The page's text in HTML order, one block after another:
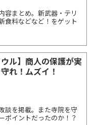
容まとめ。新武器・テリ
食料などなど！をゲット
ウル】商人の保護が実
れ！ムズイ！
談を掲載。また寺院を守
ポイントだったのか！？